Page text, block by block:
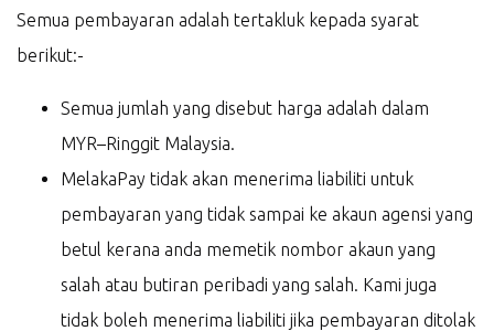
Semua pembayaran adalah tertakluk kepada syarat
berikut:-
Semua jumlah yang disebut harga adalah dalam
MYR–Ringgit Malaysia.
MelakaPay tidak akan menerima liabiliti untuk
pembayaran yang tidak sampai ke akaun agensi yang
betul kerana anda memetik nombor akaun yang
salah atau butiran peribadi yang salah. Kami juga
tidak boleh menerima liabiliti jika pembayaran ditolak